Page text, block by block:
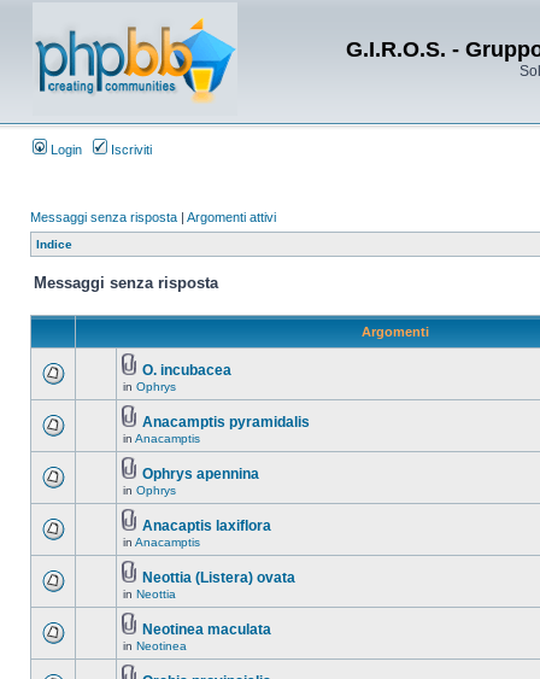
G.I.R.O.S. -
Login Iscriviti
Messaggi senza risposta | Argomenti attivi
Indice
Messaggi senza risposta
Argomenti
O. incubacea
in Ophrys
Anacamptis pyramidalis
in Anacamptis
Ophrys apennina
in Ophrys
Anacaptis laxiflora
in Anacamptis
Neottia (Listera) ovata
in Neottia
Neotinea maculata
in Neotinea